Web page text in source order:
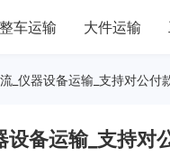
整车运输 大件运输
_仪器设备运输_支持对公付
设备运输_支持对